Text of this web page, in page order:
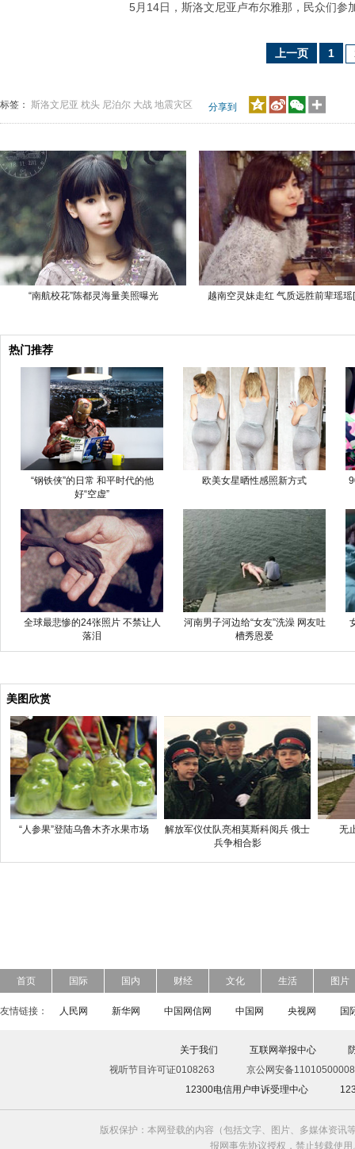
5月14日，斯洛文尼亚卢布尔雅那，民众们参
上一页 1
标签： 斯洛文尼亚 枕头 尼泊尔 大战 地震灾区 分享到
“南航校花”陈都灵海量美照曝光 越南空灵妹走红 气质远胜前辈瑶瑶
热门推荐
“钢铁侠”的日常 和平时代的他
好“空虚”
欧美女星晒性感照新方式
全球最悲惨的24张照片 不禁让人
落泪
河南男子河边给“女友”洗澡 网友吐
槽秀恩爱
美图欣赏
“人参果”登陆乌鲁木齐水果市场
解放军仪仗队亮相莫斯科阅兵 俄士
兵争相合影
无
首页 国际 国内 财经 文化 生活 图片
友情链接： 人民网 新华网 中国网信网 中国网 央视网 国
关于我们 互联网举报中心
视听节目许可证0108263
京公网安备
12300电信用户申诉受理中心
版权保护：本网登载的内容（包括文字、图片、多媒体资
报网事先协议授权，禁止转载使